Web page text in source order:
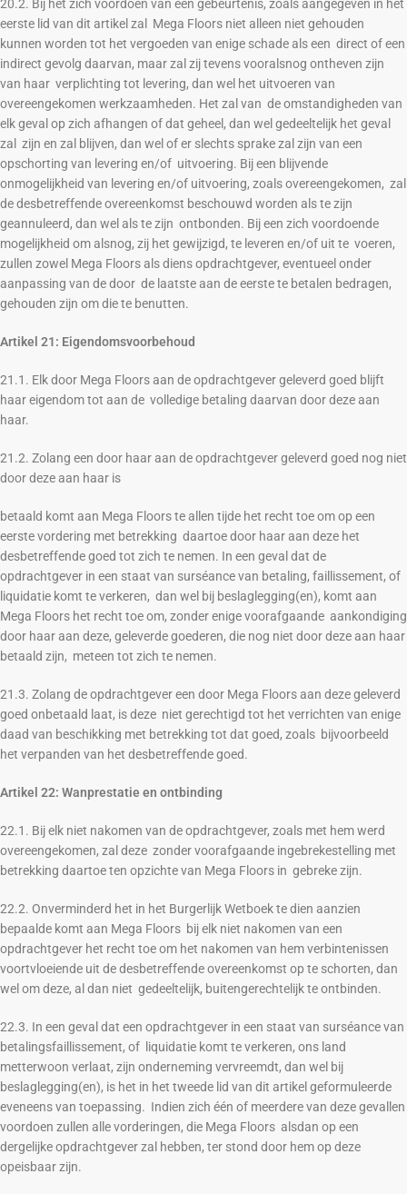
20.2. Bij het zich voordoen van een gebeurtenis, zoals aangegeven in het
eerste lid van dit artikel zal Mega Floors niet alleen niet gehouden
kunnen worden tot het vergoeden van enige schade als een direct of een
indirect gevolg daarvan, maar zal zij tevens vooralsnog ontheven zijn
van haar verplichting tot levering, dan wel het uitvoeren van
overeengekomen werkzaamheden. Het zal van de omstandigheden van
elk geval op zich afhangen of dat geheel, dan wel gedeeltelijk het geval
zal zijn en zal blijven, dan wel of er slechts sprake zal zijn van een
opschorting van levering en/of uitvoering. Bij een blijvende
onmogelijkheid van levering en/of uitvoering, zoals overeengekomen, zal
de desbetreffende overeenkomst beschouwd worden als te zijn
geannuleerd, dan wel als te zijn ontbonden. Bij een zich voordoende
mogelijkheid om alsnog, zij het gewijzigd, te leveren en/of uit te voeren,
zullen zowel Mega Floors als diens opdrachtgever, eventueel onder
aanpassing van de door de laatste aan de eerste te betalen bedragen,
gehouden zijn om die te benutten.
Artikel 21: Eigendomsvoorbehoud
21.1. Elk door Mega Floors aan de opdrachtgever geleverd goed blijft
haar eigendom tot aan de volledige betaling daarvan door deze aan
haar.
21.2. Zolang een door haar aan de opdrachtgever geleverd goed nog niet
door deze aan haar is
betaald komt aan Mega Floors te allen tijde het recht toe om op een
eerste vordering met betrekking daartoe door haar aan deze het
desbetreffende goed tot zich te nemen. In een geval dat de
opdrachtgever in een staat van surséance van betaling, faillissement, of
liquidatie komt te verkeren, dan wel bij beslaglegging(en), komt aan
Mega Floors het recht toe om, zonder enige voorafgaande aankondiging
door haar aan deze, geleverde goederen, die nog niet door deze aan haar
betaald zijn, meteen tot zich te nemen.
21.3. Zolang de opdrachtgever een door Mega Floors aan deze geleverd
goed onbetaald laat, is deze niet gerechtigd tot het verrichten van enige
daad van beschikking met betrekking tot dat goed, zoals bijvoorbeeld
het verpanden van het desbetreffende goed.
Artikel 22: Wanprestatie en ontbinding
22.1. Bij elk niet nakomen van de opdrachtgever, zoals met hem werd
overeengekomen, zal deze zonder voorafgaande ingebrekestelling met
betrekking daartoe ten opzichte van Mega Floors in gebreke zijn.
22.2. Onverminderd het in het Burgerlijk Wetboek te dien aanzien
bepaalde komt aan Mega Floors bij elk niet nakomen van een
opdrachtgever het recht toe om het nakomen van hem verbintenissen
voortvloeiende uit de desbetreffende overeenkomst op te schorten, dan
wel om deze, al dan niet gedeeltelijk, buitengerechtelijk te ontbinden.
22.3. In een geval dat een opdrachtgever in een staat van surséance van
betalingsfaillissement, of liquidatie komt te verkeren, ons land
metterwoon verlaat, zijn onderneming vervreemdt, dan wel bij
beslaglegging(en), is het in het tweede lid van dit artikel geformuleerde
eveneens van toepassing. Indien zich één of meerdere van deze gevallen
voordoen zullen alle vorderingen, die Mega Floors alsdan op een
dergelijke opdrachtgever zal hebben, ter stond door hem op deze
opeisbaar zijn.